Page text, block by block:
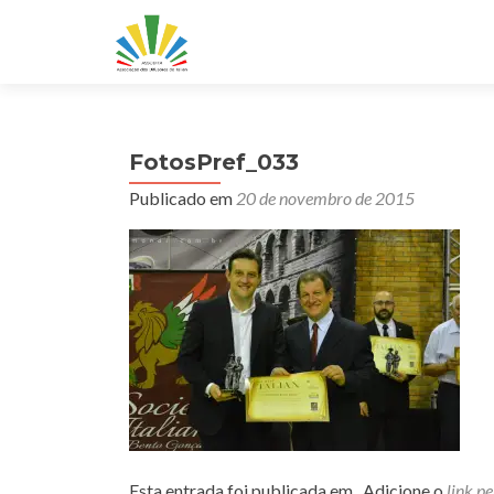
FotosPref_033
Publicado em 20 de novembro de 2015